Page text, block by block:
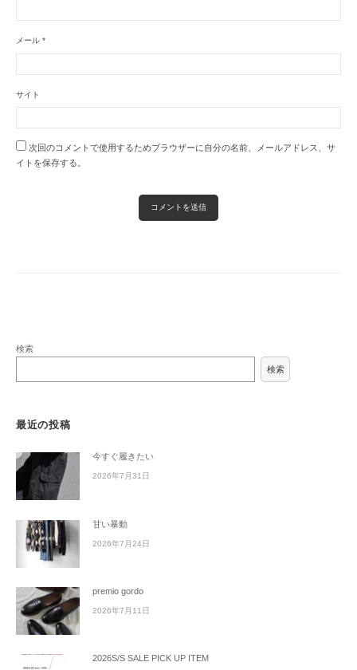
メール *
サイト
次回のコメントで使用するためブラウザーに自分の名前、メールアドレス、サ
イトを保存する。
検索
検索
最近の投稿
今すぐ履きたい
2026年7月31日
甘い暴動
2026年7月24日
premio gordo
2026年7月11日
2026S/S SALE PICK UP ITEM